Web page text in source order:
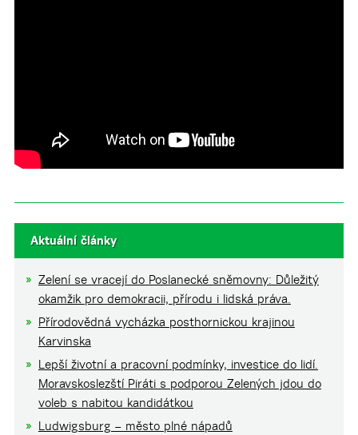
Aktuální články
Zelení se vracejí do Poslanecké sněmovny: Důležitý
okamžik pro demokracii, přírodu i lidská práva.
Přírodovědná vycházka posthornickou krajinou
Karvinska
Lepší životní a pracovní podmínky, investice do lidí.
Moravskoslezští Piráti s podporou Zelených jdou do
voleb s nabitou kandidátkou
Ludwigsburg – město plné nápadů